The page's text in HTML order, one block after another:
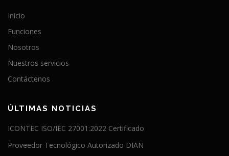
Inicio
Funciones
Nosotros
Nuestros servicios
Contáctenos
ÚLTIMAS NOTICIAS
ICONTEC ISO/IEC 27001:2022 Certificado
Proveedor Tecnológico Autorizado DIAN